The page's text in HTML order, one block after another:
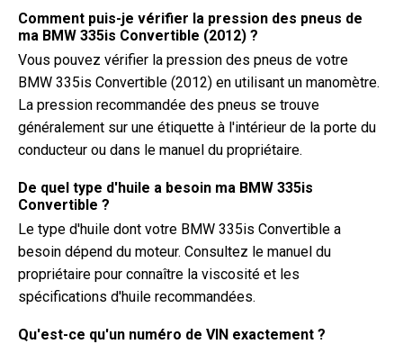
Comment puis-je vérifier la pression des pneus de
ma BMW 335is Convertible (2012) ?
Vous pouvez vérifier la pression des pneus de votre
BMW 335is Convertible (2012) en utilisant un manomètre.
La pression recommandée des pneus se trouve
généralement sur une étiquette à l'intérieur de la porte du
conducteur ou dans le manuel du propriétaire.
De quel type d'huile a besoin ma BMW 335is
Convertible ?
Le type d'huile dont votre BMW 335is Convertible a
besoin dépend du moteur. Consultez le manuel du
propriétaire pour connaître la viscosité et les
spécifications d'huile recommandées.
Qu'est-ce qu'un numéro de VIN exactement ?